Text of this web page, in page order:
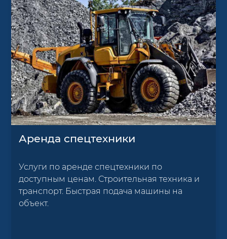
Аренда спецтехники
Услуги по аренде спецтехники по
доступным ценам. Строительная техника и
транспорт. Быстрая подача машины на
объект.